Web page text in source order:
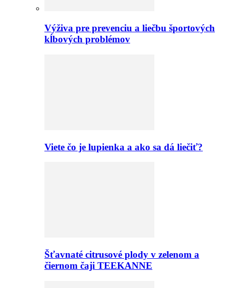
Výživa pre prevenciu a liečbu športových
kĺbových problémov
Viete čo je lupienka a ako sa dá liečiť?
Šťavnaté citrusové plody v zelenom a
čiernom čaji TEEKANNE